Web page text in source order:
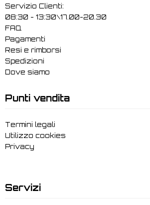
Servizio Clienti:
08:30 - 13:30\17.00-20.30
FAQ
Pagamenti
Resi e rimborsi
Spedizioni
Dove siamo
Punti vendita
Termini legali
Utilizzo cookies
Privacy
Servizi